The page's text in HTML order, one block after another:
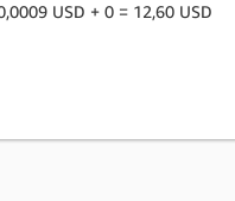
USD + 0 = 12,60 USD